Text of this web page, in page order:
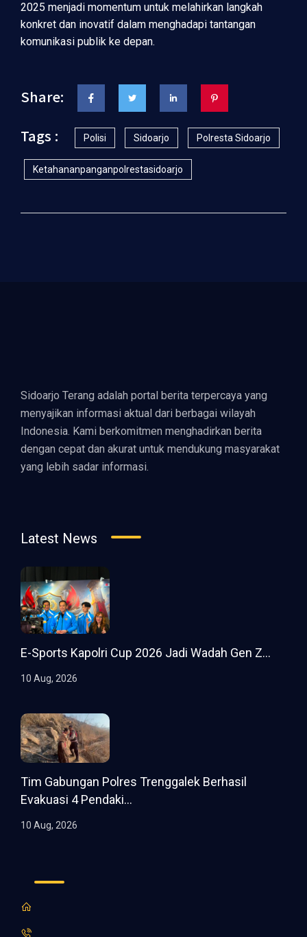
2025 menjadi momentum untuk melahirkan langkah
konkret dan inovatif dalam menghadapi tantangan
komunikasi publik ke depan.
Share:
Tags :
Polisi Sidoarjo Polresta Sidoarjo
Ketahananpanganpolrestasidoarjo
Sidoarjo Terang adalah portal berita terpercaya yang
menyajikan informasi aktual dari berbagai wilayah
Indonesia. Kami berkomitmen menghadirkan berita
dengan cepat dan akurat untuk mendukung masyarakat
yang lebih sadar informasi.
Latest News
E-Sports Kapolri Cup 2026 Jadi Wadah Gen Z...
10 Aug, 2026
Tim Gabungan Polres Trenggalek Berhasil
Evakuasi 4 Pendaki...
10 Aug, 2026